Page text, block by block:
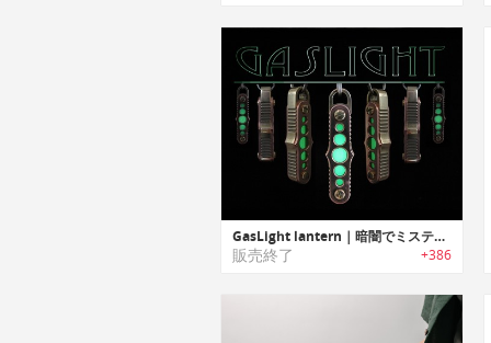
GasLight lantern｜暗闇でミステリアスに発光するキーチェーンアクセサリー「ガスライトランタン」
販売終了 +386